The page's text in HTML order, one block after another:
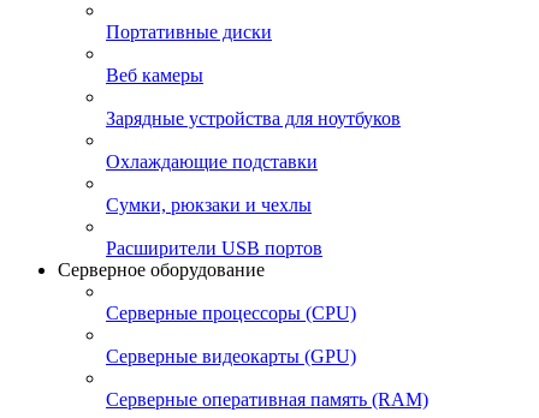
Портативные диски
Веб камеры
Зарядные устройства для ноутбуков
Охлаждающие подставки
Сумки, рюкзаки и чехлы
Расширители USB портов
Серверное оборудование
Серверные процессоры (CPU)
Серверные видеокарты (GPU)
Серверные оперативная память (RAM)